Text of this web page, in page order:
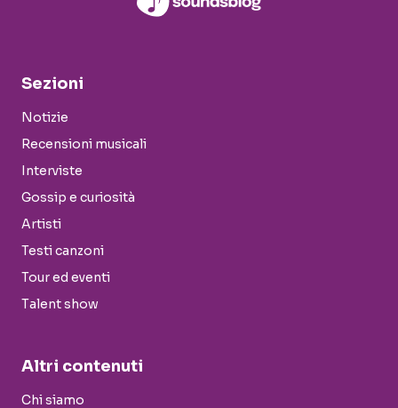
Sezioni
Notizie
Recensioni musicali
Interviste
Gossip e curiosità
Artisti
Testi canzoni
Tour ed eventi
Talent show
Altri contenuti
Chi siamo